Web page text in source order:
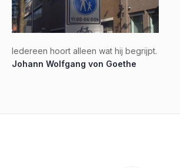
Iedereen hoort alleen wat hij begrijpt.
Johann Wolfgang von Goethe